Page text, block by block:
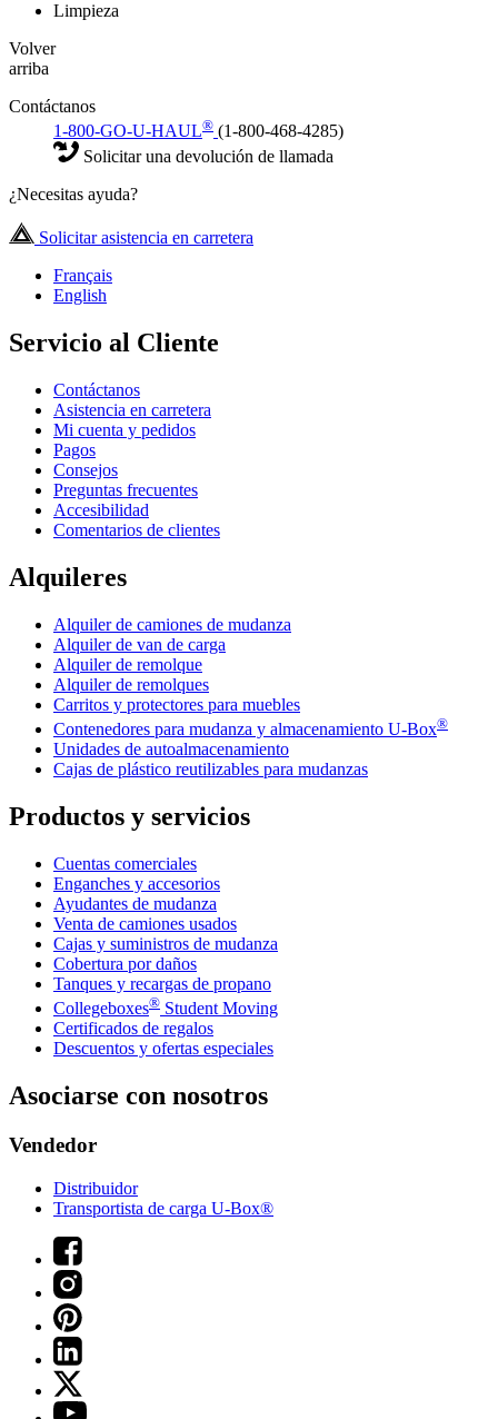
Limpieza
Volver
arriba
Contáctanos
1-800-GO-U-HAUL® (1-800-468-4285)
Solicitar una devolución de llamada
¿Necesitas ayuda?
Solicitar asistencia en carretera
Français
English
Servicio al Cliente
Contáctanos
Asistencia en carretera
Mi cuenta y pedidos
Pagos
Consejos
Preguntas frecuentes
Accesibilidad
Comentarios de clientes
Alquileres
Alquiler de camiones de mudanza
Alquiler de van de carga
Alquiler de remolque
Alquiler de remolques
Carritos y protectores para muebles
Contenedores para mudanza y almacenamiento U-Box®
Unidades de autoalmacenamiento
Cajas de plástico reutilizables para mudanzas
Productos y servicios
Cuentas comerciales
Enganches y accesorios
Ayudantes de mudanza
Venta de camiones usados
Cajas y suministros de mudanza
Cobertura por daños
Tanques y recargas de propano
Collegeboxes® Student Moving
Certificados de regalos
Descuentos y ofertas especiales
Asociarse con nosotros
Vendedor
Distribuidor
Transportista de carga U-Box®